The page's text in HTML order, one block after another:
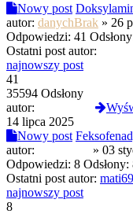
Nowy post
autor: danychBrak » 26
Odpowiedzi: 41
Ostatni post autor:
najnowszy post
41
35594 Odsłony
autor:
14 lipca 2025
Nowy post
autor:
» 03
Odpowiedzi: 8 Odsłony:
Ostatni post autor:
najnowszy post
8